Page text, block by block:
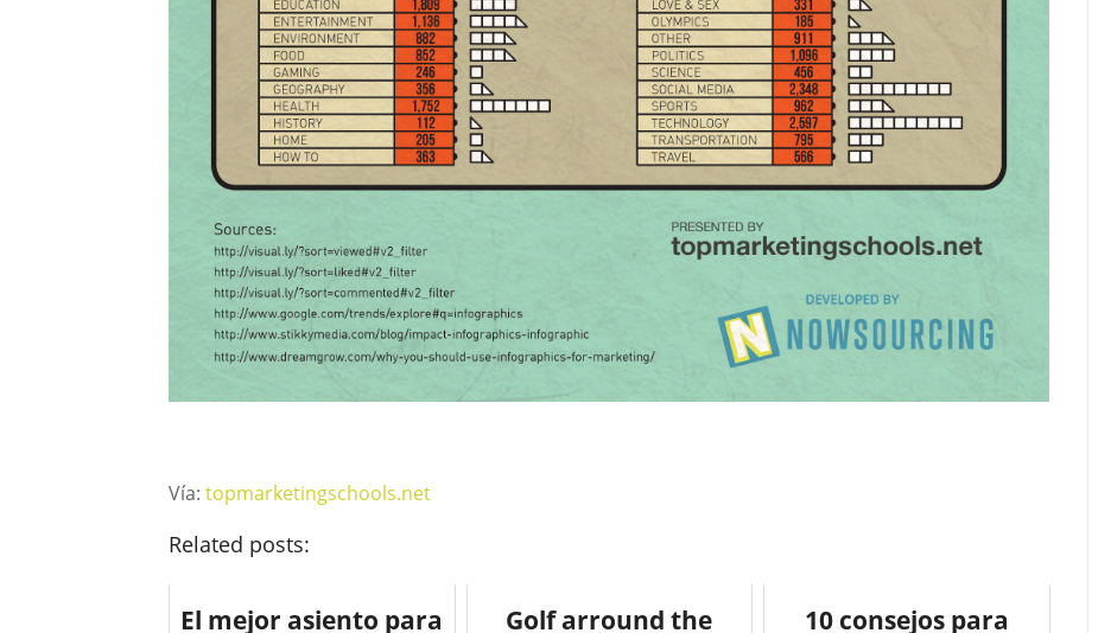
Vía: topmarketingschools.net
Related posts:
El mejor asiento para Golf arround the 10 consejos para